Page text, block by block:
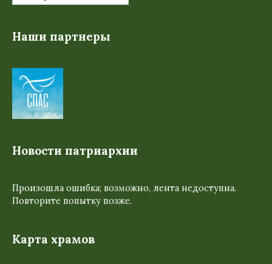
Наши партнеры
Новости патриархии
Произошла ошибка; возможно, лента недоступна.
Повторите попытку позже.
Карта храмов